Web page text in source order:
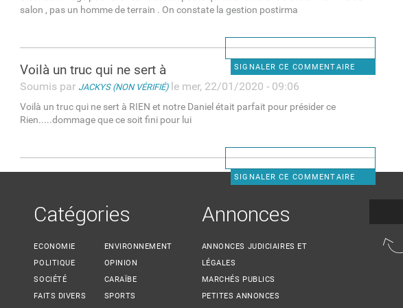
salon , pas un homme de terrain . On constate la gestion postirma
SIGNALER CE COMMENTAIRE
Voilà un truc qui ne sert à
Soumis par JACKYS (NON VÉRIFIÉ)le mer, 22/01/2020 - 09:06
Voilà un truc qui ne sert à RIEN et notre Daniel était parfait pour présider ce
Rien.....dommage que ce soit fini pour lui
SIGNALER CE COMMENTAIRE
Catégories
ECONOMIE
POLITIQUE
SOCIÉTÉ
FAITS DIVERS
ENVIRONNEMENT
OPINION
CARAÏBE
SPORTS
Annonces
ANNONCES JUDICIAIRES ET
LÉGALES
MARCHÉS PUBLICS
PETITES ANNONCES